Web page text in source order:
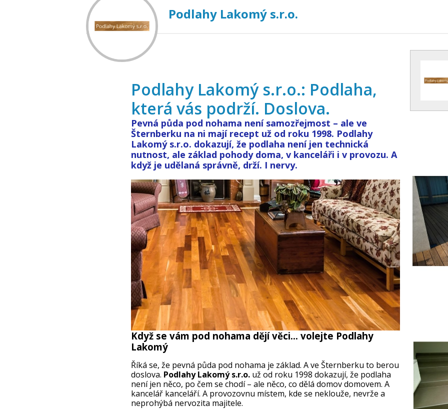
Podlahy Lakomý s.r.o.
Podlahy Lakomý s.r.o.: Podlaha,
která vás podrží. Doslova.
Pevná půda pod nohama není samozřejmost – ale ve
Šternberku na ni mají recept už od roku 1998. Podlahy
Lakomý s.r.o. dokazují, že podlaha není jen technická
nutnost, ale základ pohody doma, v kanceláři i v provozu. A
když je udělaná správně, drží. I nervy.
Když se vám pod nohama dějí věci… volejte Podlahy
Lakomý
Říká se, že pevná půda pod nohama je základ. A ve Šternberku to berou
doslova. Podlahy Lakomý s.r.o. už od roku 1998 dokazují, že podlaha
není jen něco, po čem se chodí – ale něco, co dělá domov domovem. A
kancelář kanceláří. A provozovnu místem, kde se neklouže, nevrže a
neprohýbá nervozita majitele.